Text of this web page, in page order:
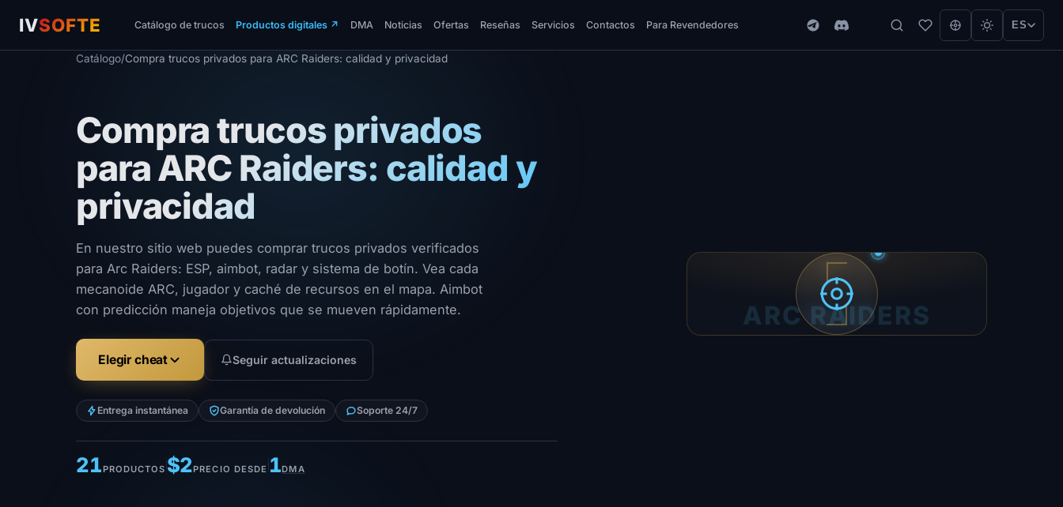
IVSOFTE Catálogo de trucos Productos digitales↗ DMA Noticias Ofertas Reseñas Servicios Contactos Para Revendedores ES
Catálogo/Compra trucos privados para ARC Raiders: calidad y privacidad
Compra trucos privados
para ARC Raiders: calidad y
privacidad
En nuestro sitio web puedes comprar trucos privados verificados
para Arc Raiders: ESP, aimbot, radar y sistema de botín. Vea cada
mecanoide ARC, jugador y caché de recursos en el mapa. Aimbot
con predicción maneja objetivos que se mueven rápidamente.
Elegir cheat Seguir actualizaciones
Entrega instantánea Garantía de devolución Soporte 24/7
21PRODUCTOS$2PRECIO DESDE 1DMA
ARC RAIDERS